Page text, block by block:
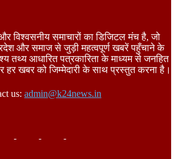
विश्वसनीय समाचारों का डिजिटल मंच है, जो
और समाज से जुड़ी महत्वपूर्ण खबरें पहुँचाने के
तथ्य आधारित पत्रकारिता के माध्यम से जनहित
हर खबर को जिम्मेदारी के साथ प्रस्तुत करना है।
us: admin@k24news.in